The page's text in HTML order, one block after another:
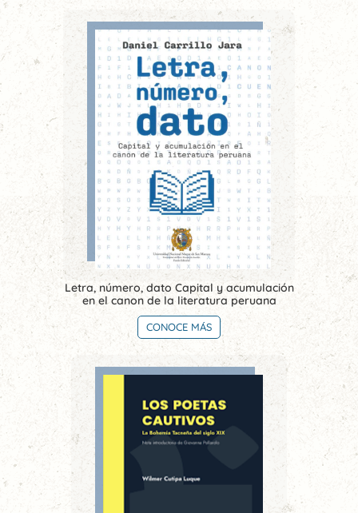
Letra, número, dato Capital y acumulación
en el canon de la literatura peruana
CONOCE MÁS